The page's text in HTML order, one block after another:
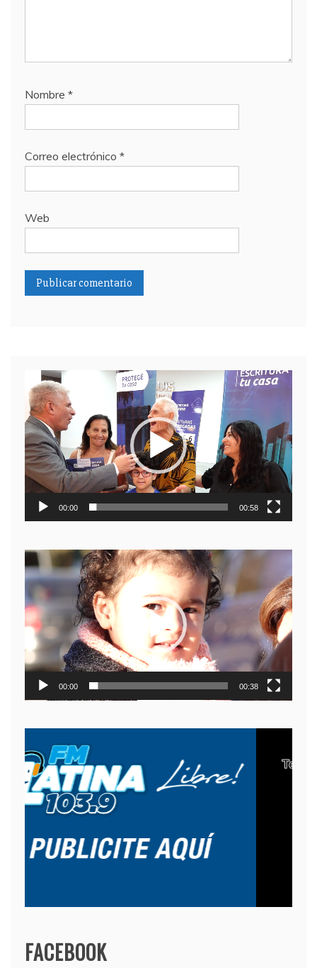
Nombre *
Correo electrónico *
Web
Reproductor
de
video
00:00 00:58
Reproductor
de
video
00:00 00:38
FACEBOOK